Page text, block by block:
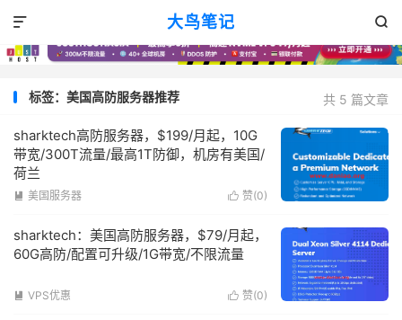
大鸟笔记 

共 5 篇文章
标签：美国高防服务器推荐
sharktech高防服务器，$199/月起，10G
带宽/300T流量/最高1T防御，机房有美国/
荷兰
 赞(0)
 美国服务器
sharktech：美国高防服务器，$79/月起，
60G高防/配置可升级/1G带宽/不限流量
 赞(0)
 VPS优惠